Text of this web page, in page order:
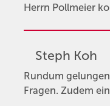
Herrn Pollmeier
Steph Koh
Rundum
Fragen. Zudem